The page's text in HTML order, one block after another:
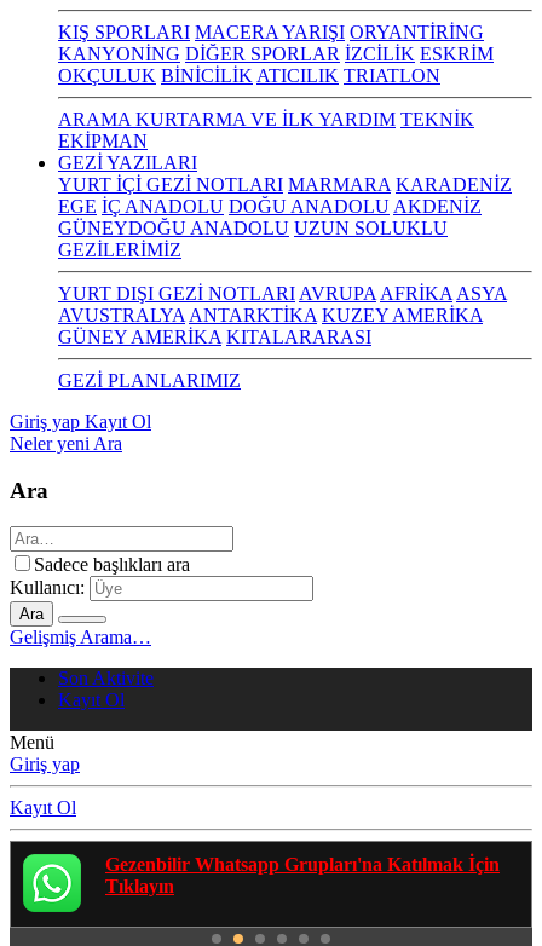
KIŞ SPORLARI MACERA YARIŞI ORYANTİRİNG
KANYONİNG DİĞER SPORLAR İZCİLİK ESKRİM
OKÇULUK BİNİCİLİK ATICILIK TRIATLON
ARAMA KURTARMA VE İLK YARDIM TEKNİK
EKİPMAN
GEZİ YAZILARI
YURT İÇİ GEZİ NOTLARI MARMARA KARADENİZ
EGE İÇ ANADOLU DOĞU ANADOLU AKDENİZ
GÜNEYDOĞU ANADOLU UZUN SOLUKLU
GEZİLERİMİZ
YURT DIŞI GEZİ NOTLARI AVRUPA AFRİKA ASYA
AVUSTRALYA ANTARKTİKA KUZEY AMERİKA
GÜNEY AMERİKA KITALARARASI
GEZİ PLANLARIMIZ
Giriş yap Kayıt Ol
Neler yeni Ara
Ara
Sadece başlıkları ara
Kullanıcı:
Ara
Gelişmiş Arama…
Son Aktivite
Kayıt Ol
Menü
Giriş yap
Kayıt Ol
Gezenbilir Whatsapp Grupları'na Katılmak İçin
Tıklayın